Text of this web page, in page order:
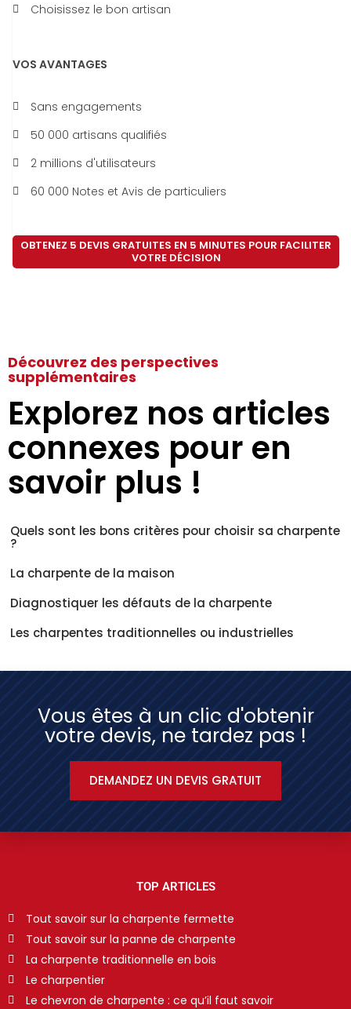
Choisissez le bon artisan
VOS AVANTAGES
Sans engagements
50 000 artisans qualifiés
2 millions d'utilisateurs
60 000 Notes et Avis de particuliers
OBTENEZ 5 DEVIS GRATUITES EN 5 MINUTES POUR FACILITER
VOTRE DÉCISION
Découvrez des perspectives
supplémentaires
Explorez nos articles
connexes pour en
savoir plus !
Quels sont les bons critères pour choisir sa charpente
?
La charpente de la maison
Diagnostiquer les défauts de la charpente
Les charpentes traditionnelles ou industrielles
Vous êtes à un clic d'obtenir
votre devis, ne tardez pas !
DEMANDEZ UN DEVIS GRATUIT
TOP ARTICLES
Tout savoir sur la charpente fermette
Tout savoir sur la panne de charpente
La charpente traditionnelle en bois
Le charpentier
Le chevron de charpente : ce qu’il faut savoir